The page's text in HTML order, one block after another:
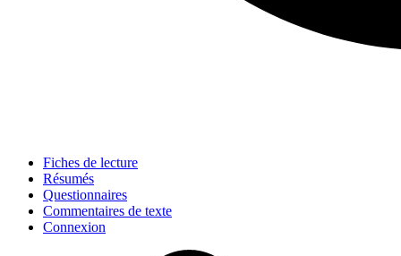
Fiches de lecture
Résumés
Questionnaires
Commentaires de texte
Connexion